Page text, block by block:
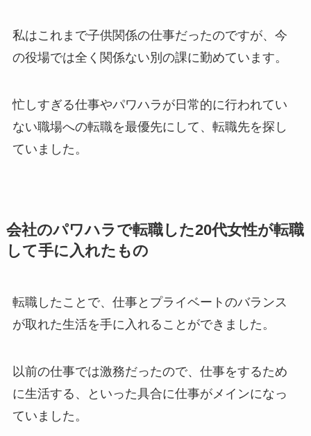
私はこれまで子供関係の仕事だったのですが、今
の役場では全く関係ない別の課に勤めています。
忙しすぎる仕事やパワハラが日常的に行われてい
ない職場への転職を最優先にして、転職先を探し
ていました。
会社のパワハラで転職した20代女性が転職
して手に入れたもの
転職したことで、仕事とプライベートのバランス
が取れた生活を手に入れることができました。
以前の仕事では激務だったので、仕事をするため
に生活する、といった具合に仕事がメインになっ
ていました。